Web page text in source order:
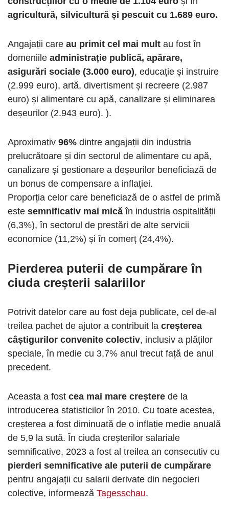
agricultură, silvicultură și pescuit cu 1.689 euro.
Angajații care au primit cel mai mult au fost în
domeniile administrație publică, apărare,
asigurări sociale (3.000 euro), educație și instruire
(2.999 euro), artă, divertisment și recreere (2.987
euro) și alimentare cu apă, canalizare și eliminarea
deșeurilor (2.943 euro). ).
Aproximativ 96% dintre angajații din industria
prelucrătoare și din sectorul de alimentare cu apă,
canalizare și gestionare a deșeurilor beneficiază de
un bonus de compensare a inflației.
Proporția celor care beneficiază de o astfel de primă
este semnificativ mai mică în industria ospitalității
(6,3%), în sectorul de prestări de alte servicii
economice (11,2%) și în comerț (24,4%).
Pierderea puterii de cumpărare în
ciuda creșterii salariilor
Potrivit datelor care au fost deja publicate, cel de-al
treilea pachet de ajutor a contribuit la creșterea
câștigurilor convenite colectiv, inclusiv a plăților
speciale, în medie cu 3,7% anul trecut față de anul
precedent.
Aceasta a fost cea mai mare creștere de la
introducerea statisticilor în 2010. Cu toate acestea,
creșterea a fost diminuată de o inflație medie anuală
de 5,9 la sută. În ciuda creșterilor salariale
semnificative, 2023 a fost al treilea an consecutiv cu
pierderi semnificative ale puterii de cumpărare
pentru angajații cu salarii derivate din negocieri
colective, informează Tagesschau.